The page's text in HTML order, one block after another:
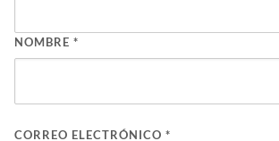
NOMBRE *
CORREO ELECTRÓNICO *